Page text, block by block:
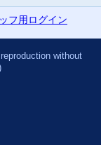
フ用ログイン
without